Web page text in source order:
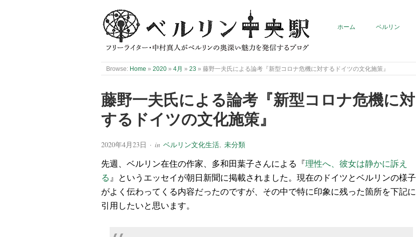
ホーム ベルリン
Browse: Home » 2020 » 4月 » 23 » 藤野一夫氏による論考『新型コロナ危機に対するドイツの文化施策』
藤野一夫氏による論考『新型コロナ危機に対
するドイツの文化施策』
2020年4月23日 · in ベルリン文化生活, 未分類
先週、ベルリン在住の作家、多和田葉子さんによる『理性へ、彼女は静かに訴え
る 』というエッセイが朝日新聞に掲載されました。現在のドイツとベルリンの様子
がよく伝わってくる内容だったのですが、その中で特に印象に残った箇所を下記に
引用したいと思います。